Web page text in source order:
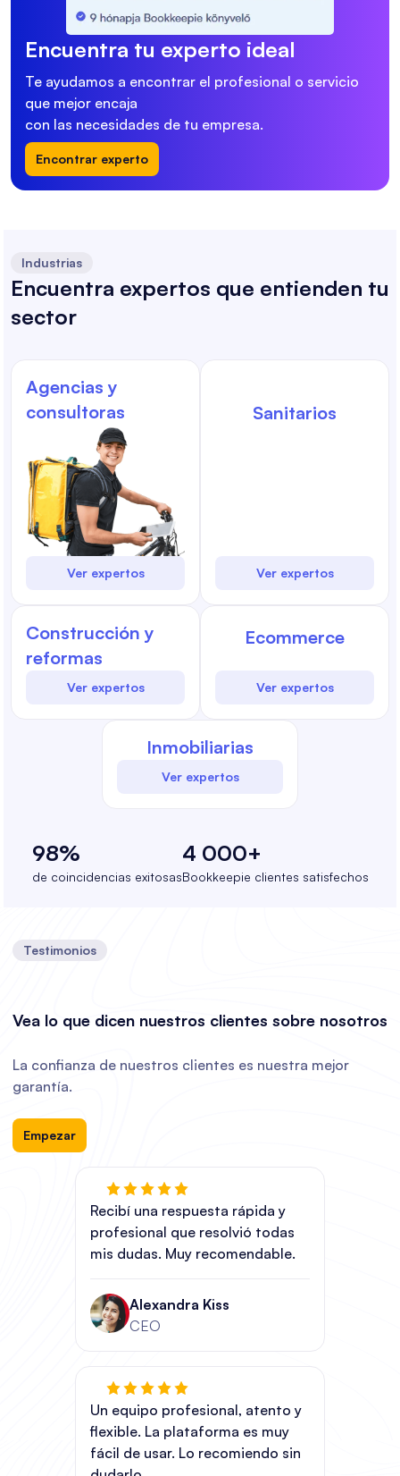
Encuentra tu experto ideal
Te ayudamos a encontrar el profesional o servicio
que mejor encaja
con las necesidades de tu empresa.
Encontrar experto
Industrias
Encuentra expertos que entienden tu
sector
Agencias y
consultoras
Ver expertos
Sanitarios
Ver expertos
Construcción y
reformas
Ver expertos
Ecommerce
Ver expertos
Inmobiliarias
Ver expertos
98%
de coincidencias exitosas
4 000+
Bookkeepie clientes satisfechos
Testimonios
Vea lo que dicen nuestros clientes sobre nosotros
La confianza de nuestros clientes es nuestra mejor
garantía.
Empezar
Recibí una respuesta rápida y
profesional que resolvió todas
mis dudas. Muy recomendable.
Alexandra Kiss
CEO
Un equipo profesional, atento y
flexible. La plataforma es muy
fácil de usar. Lo recomiendo sin